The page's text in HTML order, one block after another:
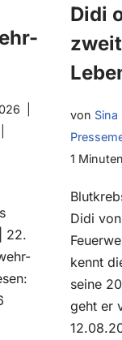
22.
Didi
von Sina
1
Didi
kennt
seine
geht er